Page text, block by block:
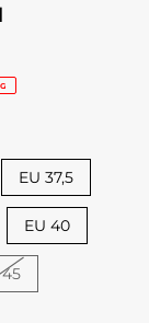
EU 37,5
EU 40
45